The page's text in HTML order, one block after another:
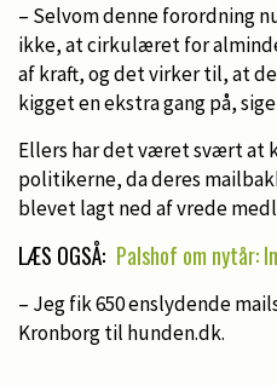
– Selvom denne forordning
ikke, at cirkulæret for
af kraft, og det virker til, at
kigget en ekstra gang på,
Ellers har det været svært at
politikerne, da deres
blevet lagt ned af vrede
LÆS OGSÅ: Palshof om nytår:
– Jeg fik 650 enslydende
Kronborg til hunden.dk.